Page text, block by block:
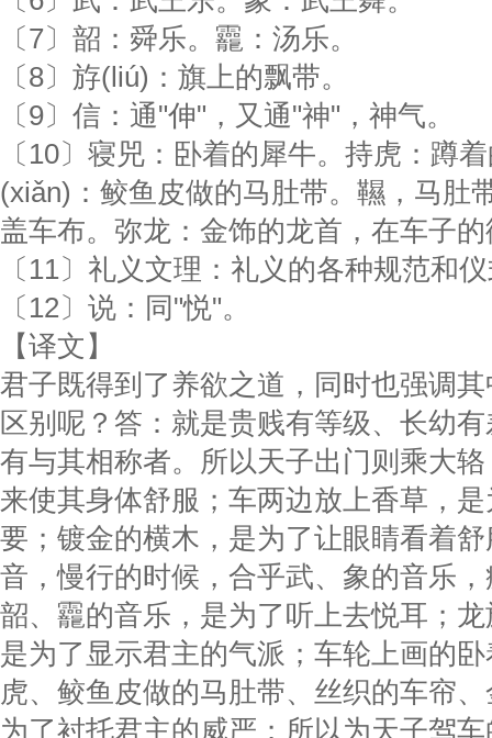
〔7〕韶：舜乐。龗：汤乐。
〔8〕斿(liú)：旗上的飘带。
〔9〕信：通"伸"，又通"神"，神气。
〔10〕寝兕：卧着的犀牛。持虎：蹲
(xiǎn)：鲛鱼皮做的马肚带。韅，马肚
盖车布。弥龙：金饰的龙首，在车子
〔11〕礼义文理：礼义的各种规范和
〔12〕说：同"悦"。
【译文】
君子既得到了养欲之道，同时也强调
区别呢？答：就是贵贱有等级、长幼
有与其相称者。所以天子出门则乘大
来使其身体舒服；车两边放上香草，
要；镀金的横木，是为了让眼睛看着
音，慢行的时候，合乎武、象的音乐
韶、龗的音乐，是为了听上去悦耳；
是为了显示君主的气派；车轮上画的
虎、鲛鱼皮做的马肚带、丝织的车帘
为了衬托君主的威严；所以为天子驾